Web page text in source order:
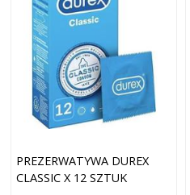
PREZERWATYWA DUREX
CLASSIC X 12 SZTUK